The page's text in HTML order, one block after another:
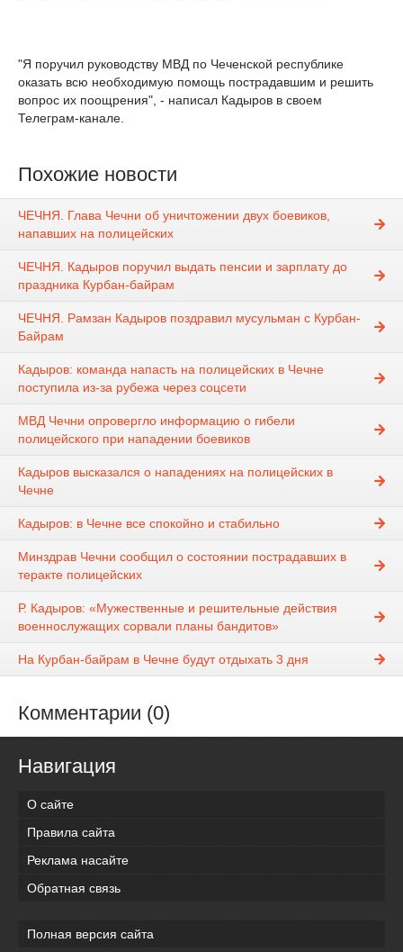
"Я поручил руководству МВД по Чеченской республике
оказать всю необходимую помощь пострадавшим и решить
вопрос их поощрения", - написал Кадыров в своем
Телеграм-канале.
Похожие новости
ЧЕЧНЯ. Глава Чечни об уничтожении двух боевиков,
напавших на полицейских
ЧЕЧНЯ. Кадыров поручил выдать пенсии и зарплату до
праздника Курбан-байрам⠀
ЧЕЧНЯ. Рамзан Кадыров поздравил мусульман с Курбан-
Байрам
Кадыров: команда напасть на полицейских в Чечне
поступила из-за рубежа через соцсети
МВД Чечни опровергло информацию о гибели
полицейского при нападении боевиков
Кадыров высказался о нападениях на полицейских в
Чечне
Кадыров: в Чечне все спокойно и стабильно
Минздрав Чечни сообщил о состоянии пострадавших в
теракте полицейских
Р. Кадыров: «Мужественные и решительные действия
военнослужащих сорвали планы бандитов»
На Курбан-байрам в Чечне будут отдыхать 3 дня
Комментарии (0)
Навигация
О сайте
Правила сайта
Реклама насайте
Обратная связь
Полная версия сайта